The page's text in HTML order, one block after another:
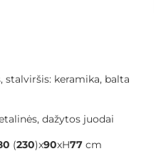
keramika, balta
dažytos juodai
(230)x90xH77 cm